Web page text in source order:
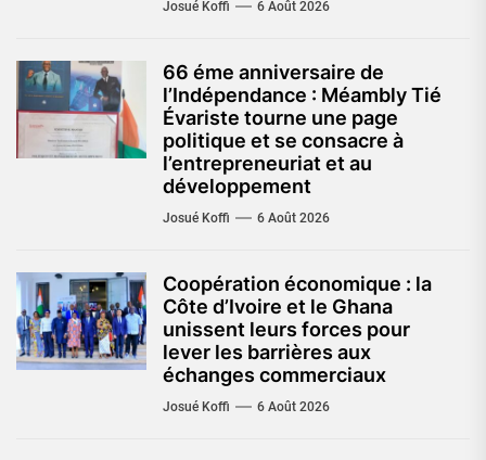
Josué Koffi 6 Août 2026
66 éme anniversaire de
l’Indépendance : Méambly Tié
Évariste tourne une page
politique et se consacre à
l’entrepreneuriat et au
développement
Josué Koffi 6 Août 2026
Coopération économique : la
Côte d’Ivoire et le Ghana
unissent leurs forces pour
lever les barrières aux
échanges commerciaux
Josué Koffi 6 Août 2026